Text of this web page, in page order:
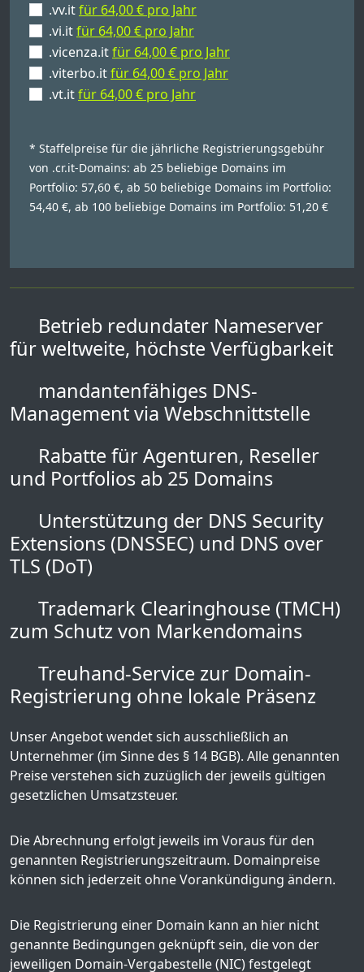
.vv.itfür 64,00 € pro Jahr
.vi.itfür 64,00 € pro Jahr
.vicenza.itfür 64,00 € pro Jahr
.viterbo.itfür 64,00 € pro Jahr
.vt.itfür 64,00 € pro Jahr
* Staffelpreise für die jährliche Registrierungsgebühr
von .cr.it-Domains: ab 25 beliebige Domains im
Portfolio: 57,60 €, ab 50 beliebige Domains im Portfolio:
54,40 €, ab 100 beliebige Domains im Portfolio: 51,20 €
Betrieb redundater Nameserver
für weltweite, höchste Verfügbarkeit
mandantenfähiges DNS-
Management via Webschnittstelle
Rabatte für Agenturen, Reseller
und Portfolios ab 25 Domains
Unterstützung der DNS Security
Extensions (DNSSEC) und DNS over
TLS (DoT)
Trademark Clearinghouse (TMCH)
zum Schutz von Markendomains
Treuhand-Service zur Domain-
Registrierung ohne lokale Präsenz
Unser Angebot wendet sich ausschließlich an
Unternehmer (im Sinne des § 14 BGB). Alle genannten
Preise verstehen sich zuzüglich der jeweils gültigen
gesetzlichen Umsatzsteuer.
Die Abrechnung erfolgt jeweils im Voraus für den
genannten Registrierungszeitraum. Domainpreise
können sich jederzeit ohne Vorankündigung ändern.
Die Registrierung einer Domain kann an hier nicht
genannte Bedingungen geknüpft sein, die von der
jeweiligen Domain-Vergabestelle (NIC) festgelegt